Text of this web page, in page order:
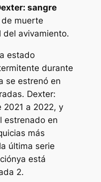
sangre
muerte
avivamiento.
estado
durante
se estrenó en
Dexter:
2021 a 2022, y
estrenado en
más
última serie
ya está
2.